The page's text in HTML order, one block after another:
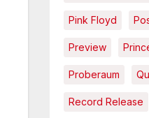
Pink Floyd
Preview
Proberaum
Record Release